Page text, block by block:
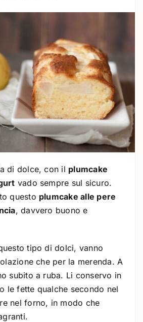
di dolce, con il plumcake
vado sempre sul sicuro.
questo plumcake alle pere
, davvero buono e
tipo di dolci, vanno
che per la merenda. A
subito a ruba. Li conservo in
le fette qualche secondo nel
nel forno, in modo che